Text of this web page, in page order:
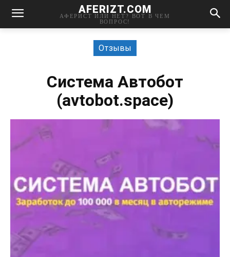
AFERIZT.COM
АФЕРИСТ ИЛИ НЕТ? ВОТ В ЧЕМ
ВОПРОС!
Отзывы
Система Автобот
(avtobot.space)